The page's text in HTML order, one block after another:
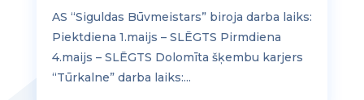
AS “Siguldas Būvmeistars” biroja darba laiks:
Piektdiena 1.maijs – SLĒGTS Pirmdiena
4.maijs – SLĒGTS Dolomīta šķembu karjers
“Tūrkalne” darba laiks:...